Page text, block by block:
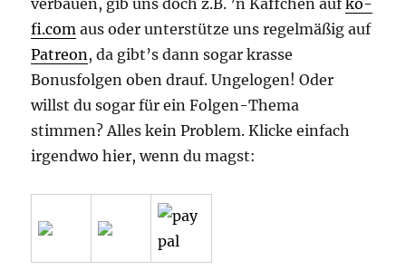
verbauen, gib uns doch z.B. ’n Käffchen aufko-
fi.com aus oder unterstütze uns regelmäßig auf
Patreon, da gibt’s dann sogar krasse
Bonusfolgen oben drauf. Ungelogen! Oder
willst du sogar für ein Folgen-Thema
stimmen? Alles kein Problem. Klicke einfach
irgendwo hier, wenn du magst: